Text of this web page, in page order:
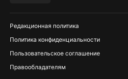
Редакционная политика
Политика конфиденциальности
Пользовательское соглашение
Правообладателям